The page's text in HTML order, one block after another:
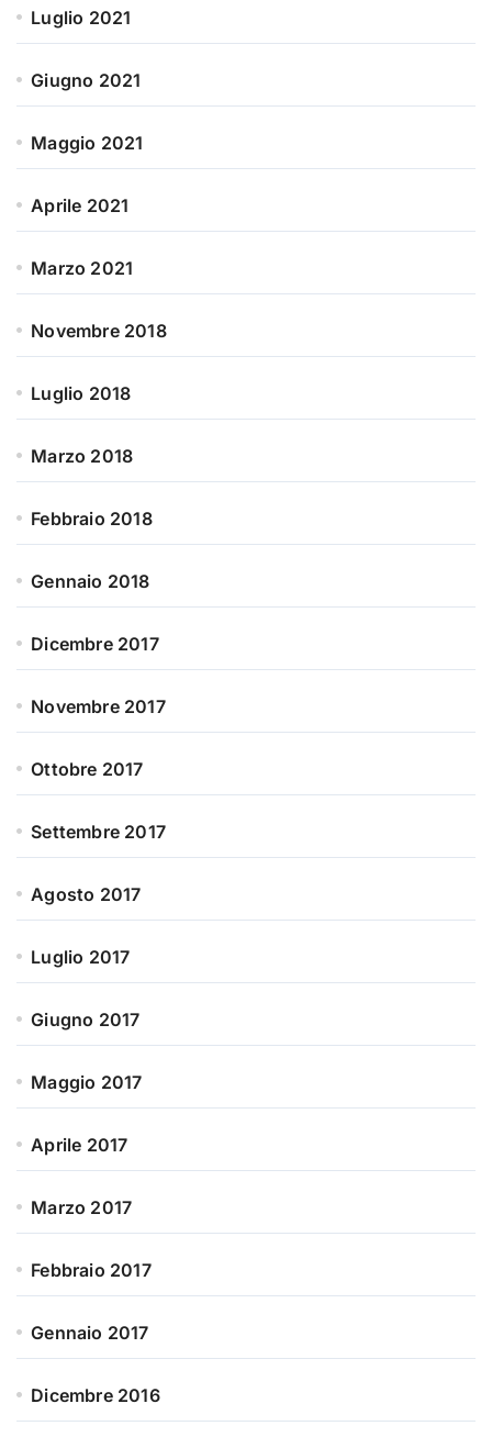
Luglio 2021
Giugno 2021
Maggio 2021
Aprile 2021
Marzo 2021
Novembre 2018
Luglio 2018
Marzo 2018
Febbraio 2018
Gennaio 2018
Dicembre 2017
Novembre 2017
Ottobre 2017
Settembre 2017
Agosto 2017
Luglio 2017
Giugno 2017
Maggio 2017
Aprile 2017
Marzo 2017
Febbraio 2017
Gennaio 2017
Dicembre 2016